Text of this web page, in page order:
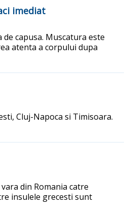
imediat
de capusa. Muscatura este
atenta a corpului dupa
Cluj-Napoca si Timisoara.
din Romania catre
insulele grecesti sunt